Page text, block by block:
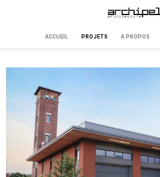
ACCUEIL PROJETS À PROPOS